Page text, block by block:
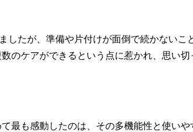
したが、準備や片付けが面倒で続かないこ
数のケアができるという点に惹かれ、思い切
最も感動したのは、その多機能性と使いや